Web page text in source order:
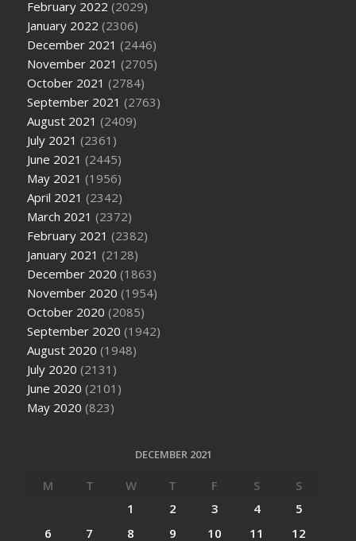
February 2022 (2029)
January 2022 (2306)
December 2021 (2446)
November 2021 (2705)
October 2021 (2784)
September 2021 (2763)
August 2021 (2409)
July 2021 (2361)
June 2021 (2445)
May 2021 (1956)
April 2021 (2342)
March 2021 (2372)
February 2021 (2382)
January 2021 (2128)
December 2020 (1863)
November 2020 (1954)
October 2020 (2085)
September 2020 (1942)
August 2020 (1948)
July 2020 (2131)
June 2020 (2101)
May 2020 (823)
DECEMBER 2021
M T W T F S
S
1
2 3 4
5
6
7 8 9 10 11 12